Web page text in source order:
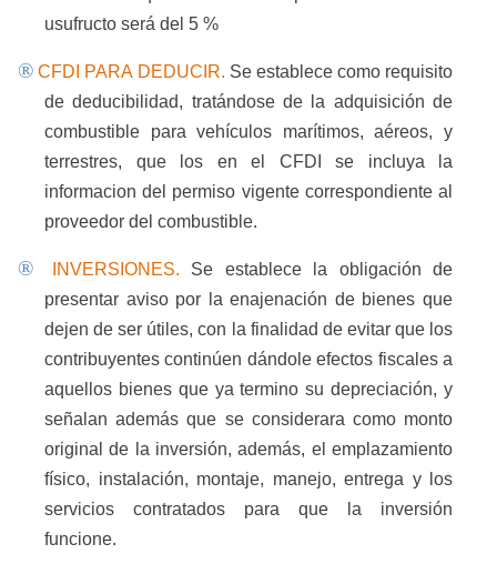
usufructo será del 5 %
® CFDI PARA DEDUCIR. Se establece como requisito
de deducibilidad, tratándose de la adquisición de
combustible para vehículos marítimos, aéreos, y
terrestres, que los en el CFDI se incluya la
informacion del permiso vigente correspondiente al
proveedor del combustible.
® INVERSIONES. Se establece la obligación de
presentar aviso por la enajenación de bienes que
dejen de ser útiles, con la finalidad de evitar que los
contribuyentes continúen dándole efectos fiscales a
aquellos bienes que ya termino su depreciación, y
señalan además que se considerara como monto
original de la inversión, además, el emplazamiento
físico, instalación, montaje, manejo, entrega y los
servicios contratados para que la inversión
funcione.